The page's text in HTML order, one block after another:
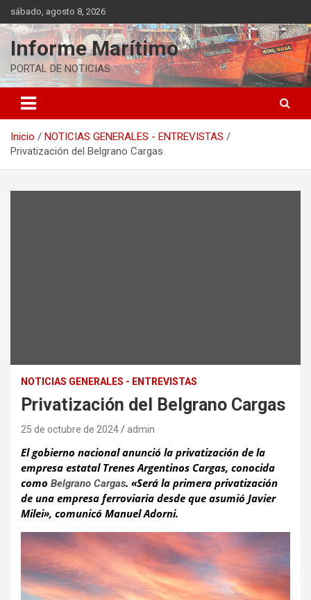
Saltar
al
contenido
sábado, agosto 8, 2026
Informe Marítimo
PORTAL DE NOTICIAS
Inicio
NOTICIAS GENERALES - ENTREVISTAS
Privatización del Belgrano Cargas
NOTICIAS GENERALES - ENTREVISTAS
Privatización del Belgrano Cargas
25 de octubre de 2024 admin
El gobierno nacional anunció la privatización de la
empresa estatal Trenes Argentinos Cargas, conocida
como Belgrano Cargas. «Será la primera privatización
de una empresa ferroviaria desde que asumió Javier
Milei», comunicó Manuel Adorni.